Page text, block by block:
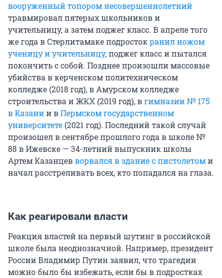
вооруженный топором несовершеннолетний
травмировал пятерых школьников и
учительницу, а затем поджег класс. В апреле того
же года в Стерлитамаке подростокранил ножом
ученицу и учительницу, поджег класс и пытался
покончить с собой. Позднее произошли массовые
убийства в керченском политехническом
колледже (2018 год), в Амурском колледже
строительства и ЖКХ (2019 год), вгимназии № 175
в Казании вПермском государственном
университете (2021 год). Последний такой случай
произошел в сентябре прошлого года в школе №
88 в Ижевске — 34-летний выпускник школы
Артем Казанцевворвался в здание с пистолетоми
начал расстреливать всех, кто попадался на глаза.
Как реагировали власти
Реакция властей на первый шутинг в российской
школе была неоднозначной. Например, президент
России Владимир Путин заявил, что трагедии
можно было бы избежать, если бы в подростках